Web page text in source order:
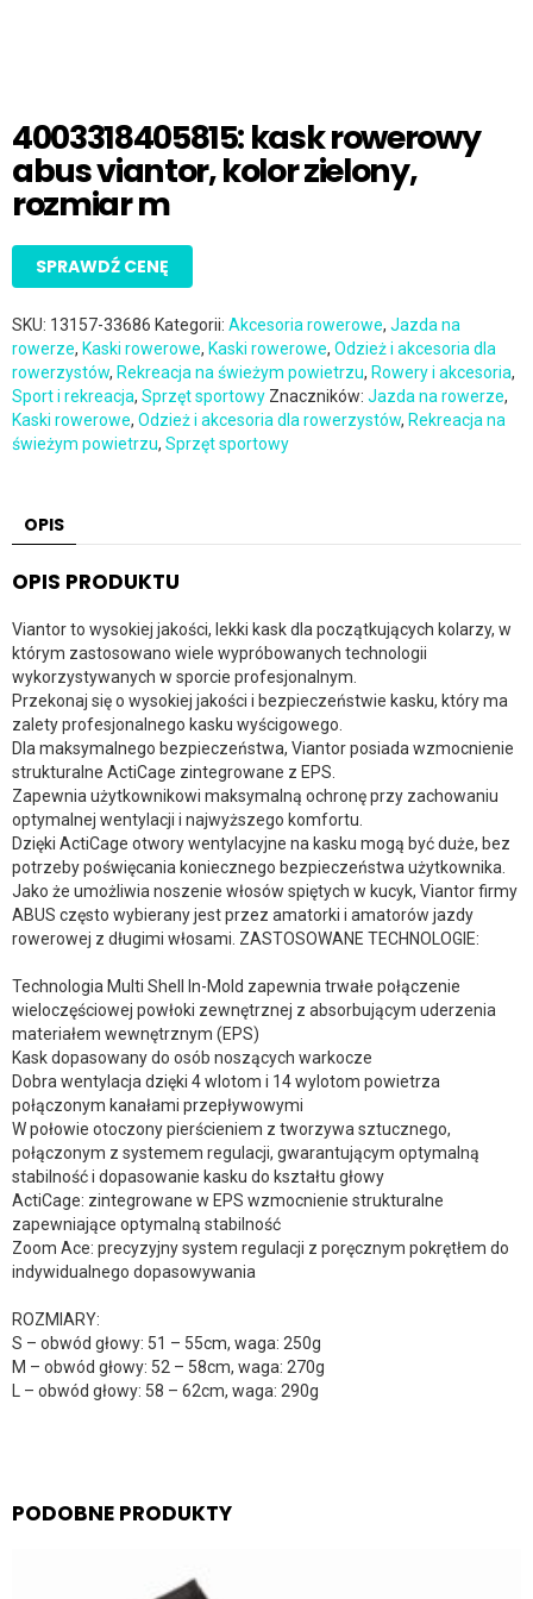
4003318405815: kask rowerowy
abus viantor, kolor zielony,
rozmiar m
SPRAWDŹ CENĘ
SKU: 13157-33686 Kategorii: Akcesoria rowerowe, Jazda na
rowerze, Kaski rowerowe, Kaski rowerowe, Odzież i akcesoria dla
rowerzystów, Rekreacja na świeżym powietrzu, Rowery i akcesoria,
Sport i rekreacja, Sprzęt sportowy Znaczników: Jazda na rowerze,
Kaski rowerowe, Odzież i akcesoria dla rowerzystów, Rekreacja na
świeżym powietrzu, Sprzęt sportowy
OPIS
OPIS PRODUKTU
Viantor to wysokiej jakości, lekki kask dla początkujących kolarzy, w
którym zastosowano wiele wypróbowanych technologii
wykorzystywanych w sporcie profesjonalnym.
Przekonaj się o wysokiej jakości i bezpieczeństwie kasku, który ma
zalety profesjonalnego kasku wyścigowego.
Dla maksymalnego bezpieczeństwa, Viantor posiada wzmocnienie
strukturalne ActiCage zintegrowane z EPS.
Zapewnia użytkownikowi maksymalną ochronę przy zachowaniu
optymalnej wentylacji i najwyższego komfortu.
Dzięki ActiCage otwory wentylacyjne na kasku mogą być duże, bez
potrzeby poświęcania koniecznego bezpieczeństwa użytkownika.
Jako że umożliwia noszenie włosów spiętych w kucyk, Viantor firmy
ABUS często wybierany jest przez amatorki i amatorów jazdy
rowerowej z długimi włosami. ZASTOSOWANE TECHNOLOGIE:
Technologia Multi Shell In-Mold zapewnia trwałe połączenie
wieloczęściowej powłoki zewnętrznej z absorbującym uderzenia
materiałem wewnętrznym (EPS)
Kask dopasowany do osób noszących warkocze
Dobra wentylacja dzięki 4 wlotom i 14 wylotom powietrza
połączonym kanałami przepływowymi
W połowie otoczony pierścieniem z tworzywa sztucznego,
połączonym z systemem regulacji, gwarantującym optymalną
stabilność i dopasowanie kasku do kształtu głowy
ActiCage: zintegrowane w EPS wzmocnienie strukturalne
zapewniające optymalną stabilność
Zoom Ace: precyzyjny system regulacji z poręcznym pokrętłem do
indywidualnego dopasowywania
ROZMIARY:
S – obwód głowy: 51 – 55cm, waga: 250g
M – obwód głowy: 52 – 58cm, waga: 270g
L – obwód głowy: 58 – 62cm, waga: 290g
PODOBNE PRODUKTY